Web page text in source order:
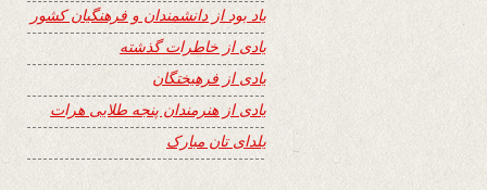
یاد بود از دانشمندان و فرهنگیان کشور
یادی از خاطرات گذشته
یادی از فرهیختگان
یادی از هنرمندان پنجه طلایی هرات
یلدای تان مبارک